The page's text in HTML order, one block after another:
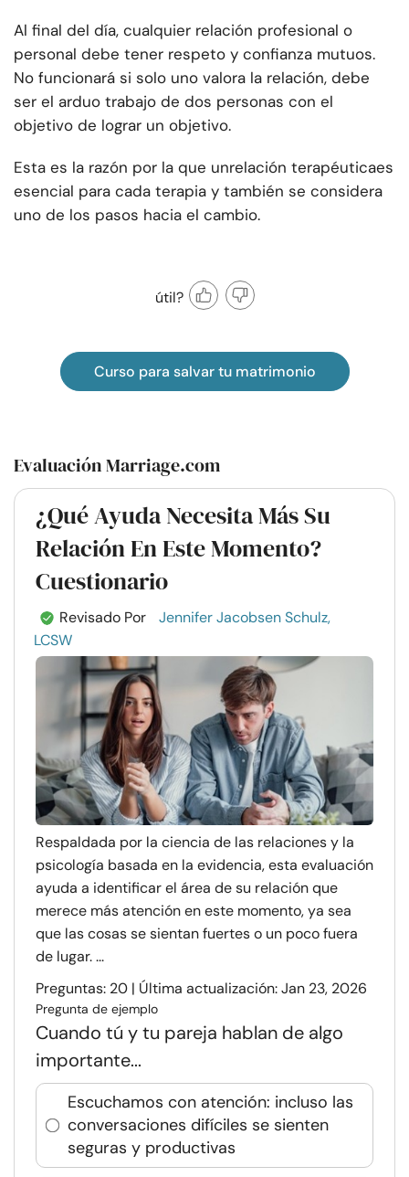
Al final del día, cualquier relación profesional o
personal debe tener respeto y confianza mutuos.
No funcionará si solo uno valora la relación, debe
ser el arduo trabajo de dos personas con el
objetivo de lograr un objetivo.
Esta es la razón por la que unrelación terapéuticaes
esencial para cada terapia y también se considera
uno de los pasos hacia el cambio.
útil?
Curso para salvar tu matrimonio
Evaluación Marriage.com
¿Qué Ayuda Necesita Más Su
Relación En Este Momento?
Cuestionario
Revisado Por
Jennifer Jacobsen Schulz,
LCSW
Respaldada por la ciencia de las relaciones y la
psicología basada en la evidencia, esta evaluación
ayuda a identificar el área de su relación que
merece más atención en este momento, ya sea
que las cosas se sientan fuertes o un poco fuera
de lugar. ...
Preguntas: 20 | Última actualización: Jan 23, 2026
Pregunta de ejemplo
Cuando tú y tu pareja hablan de algo
importante...
Escuchamos con atención: incluso las
conversaciones difíciles se sienten
seguras y productivas